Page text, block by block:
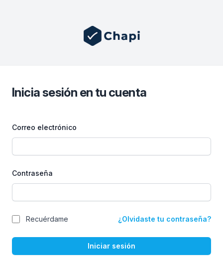
Inicia sesión en tu cuenta
Correo electrónico
Contraseña
Recuérdame ¿Olvidaste tu contraseña?
Iniciar sesión